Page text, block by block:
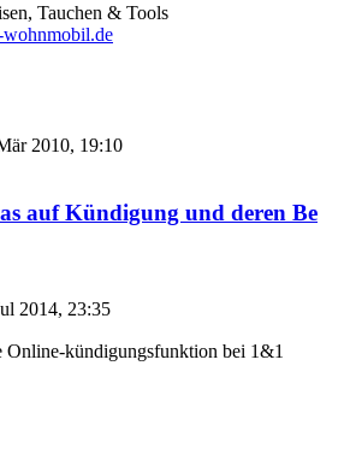
Tauchen & Tools
2010, 19:10
auf Kündigung und deren Be
2014, 23:35
Online-kündigungsfunktion bei 1&1